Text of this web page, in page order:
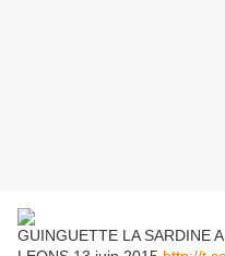
GUINGUETTE LA SARDINE